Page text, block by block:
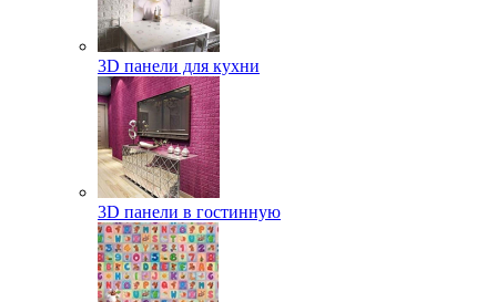
3D панели для кухни
3D панели в гостинную